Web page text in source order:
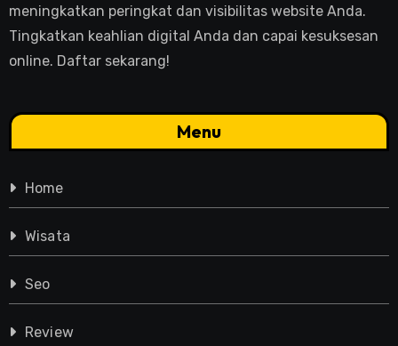
meningkatkan peringkat dan visibilitas website Anda.
Tingkatkan keahlian digital Anda dan capai kesuksesan
online. Daftar sekarang!
Menu
Home
Wisata
Seo
Review